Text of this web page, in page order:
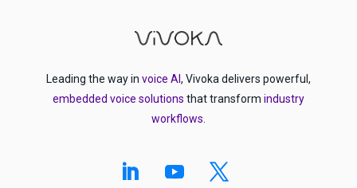
Leading the way in voice AI, Vivoka delivers powerful,
embedded voice solutions that transform industry
workflows.